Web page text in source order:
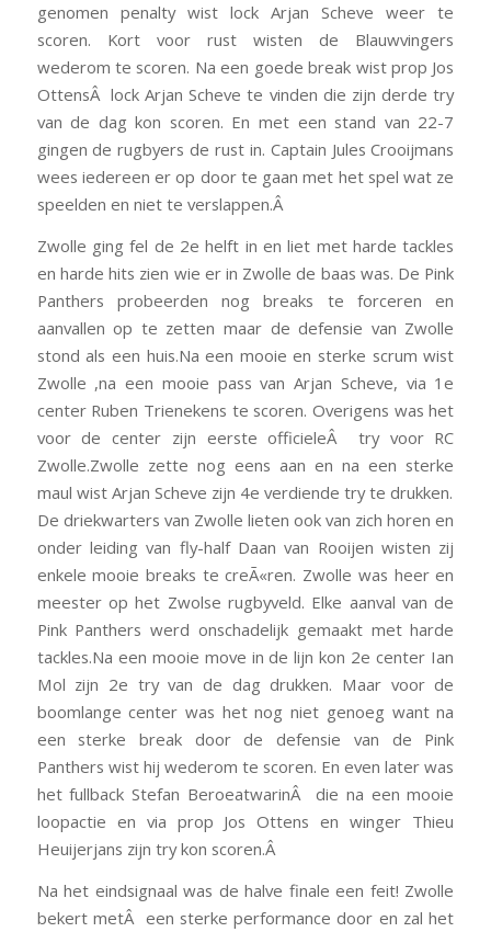
genomen penalty wist lock Arjan Scheve weer te
scoren. Kort voor rust wisten de Blauwvingers
wederom te scoren. Na een goede break wist prop Jos
OttensÂ lock Arjan Scheve te vinden die zijn derde try
van de dag kon scoren. En met een stand van 22-7
gingen de rugbyers de rust in. Captain Jules Crooijmans
wees iedereen er op door te gaan met het spel wat ze
speelden en niet te verslappen.Â
Zwolle ging fel de 2e helft in en liet met harde tackles
en harde hits zien wie er in Zwolle de baas was. De Pink
Panthers probeerden nog breaks te forceren en
aanvallen op te zetten maar de defensie van Zwolle
stond als een huis.Na een mooie en sterke scrum wist
Zwolle ,na een mooie pass van Arjan Scheve, via 1e
center Ruben Trienekens te scoren. Overigens was het
voor de center zijn eerste officieleÂ try voor RC
Zwolle.Zwolle zette nog eens aan en na een sterke
maul wist Arjan Scheve zijn 4e verdiende try te drukken.
De driekwarters van Zwolle lieten ook van zich horen en
onder leiding van fly-half Daan van Rooijen wisten zij
enkele mooie breaks te creÃ«ren. Zwolle was heer en
meester op het Zwolse rugbyveld. Elke aanval van de
Pink Panthers werd onschadelijk gemaakt met harde
tackles.Na een mooie move in de lijn kon 2e center Ian
Mol zijn 2e try van de dag drukken. Maar voor de
boomlange center was het nog niet genoeg want na
een sterke break door de defensie van de Pink
Panthers wist hij wederom te scoren. En even later was
het fullback Stefan BeroeatwarinÂ die na een mooie
loopactie en via prop Jos Ottens en winger Thieu
Heuijerjans zijn try kon scoren.Â
Na het eindsignaal was de halve finale een feit! Zwolle
bekert metÂ een sterke performance door en zal het